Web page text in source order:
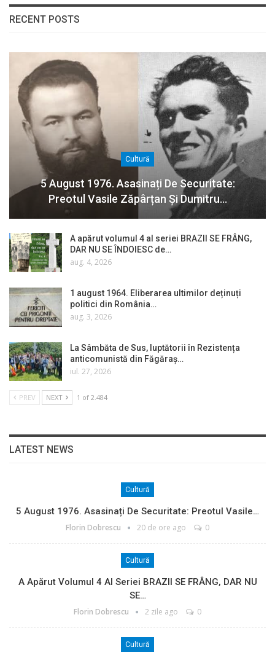
RECENT POSTS
Cultură
5 August 1976. Asasinați De Securitate:
Preotul Vasile Zăpârțan Și Dumitru…
A apărut volumul 4 al seriei BRAZII SE FRÂNG,
DAR NU SE ÎNDOIESC de…
aug. 4, 2026
1 august 1964. Eliberarea ultimilor deținuți
politici din România…
aug. 3, 2026
La Sâmbăta de Sus, luptătorii în Rezistența
anticomunistă din Făgăraș…
iul. 27, 2026
PREV NEXT 1 of 2.484
LATEST NEWS
Cultură
5 August 1976. Asasinați De Securitate: Preotul Vasile…
Florin Dobrescu 20 de ore ago 0
Cultură
A Apărut Volumul 4 Al Seriei BRAZII SE FRÂNG, DAR NU
SE…
Florin Dobrescu 2 zile ago 0
Cultură